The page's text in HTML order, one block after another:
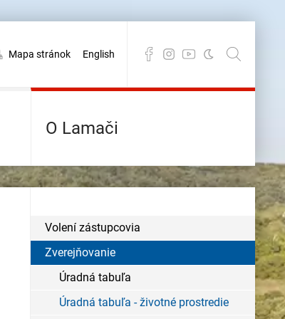
Mapa stránok English
O Lamači
Volení zástupcovia
Zverejňovanie
Úradná tabuľa
Úradná tabuľa - životné prostredie